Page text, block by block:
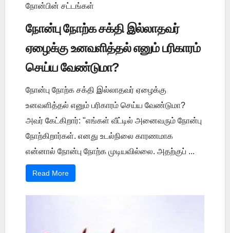
நோன்பின் சட்டங்கள்
நோன்பு நோற்க சக்தி இல்லாதவர்
ஏழைக்கு உனவளித்தல் எனும் பரிகாரம்
செய்ய வேண்டுமா?
நோன்பு நோற்க சக்தி இல்லாதவர் ஏழைக்கு
உனவளித்தல் எனும் பரிகாரம் செய்ய வேண்டுமா?
அவர் கேட்கிறார்: "எங்கள் வீட்டில் அனைவரும் நோன்பு
நோற்கிறார்கள். எனது உடல்நிலை காரணமாக
என்னால் நோன்பு நோற்க முடியவில்லை. அதற்குப் ...
Read More